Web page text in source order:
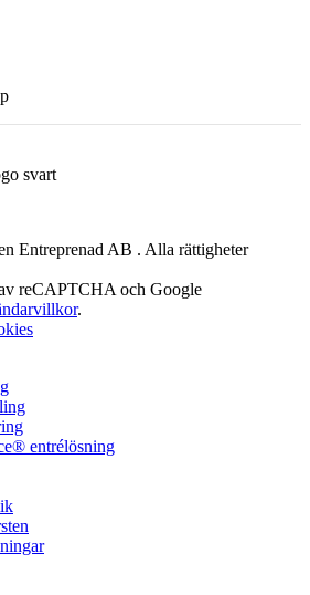
Entreprenad AB . Alla rättigheter
reCAPTCHA och Google
.
entrélösning